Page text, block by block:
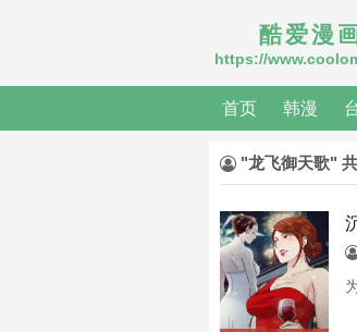
酷爱漫
https://
首页 韩漫
"龙飞御天歌"